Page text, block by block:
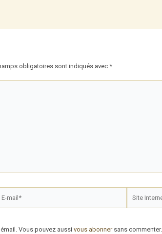
obligatoires sont indiqués avec *
Internet
Vous pouvez aussi vous abonnersans commenter.